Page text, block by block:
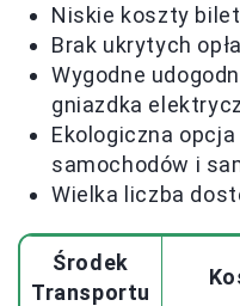
Niskie koszty
Brak ukrytych
Wygodne
gniazdka
Ekologiczna
samochodów i
Wielka liczba
Środek
Transportu